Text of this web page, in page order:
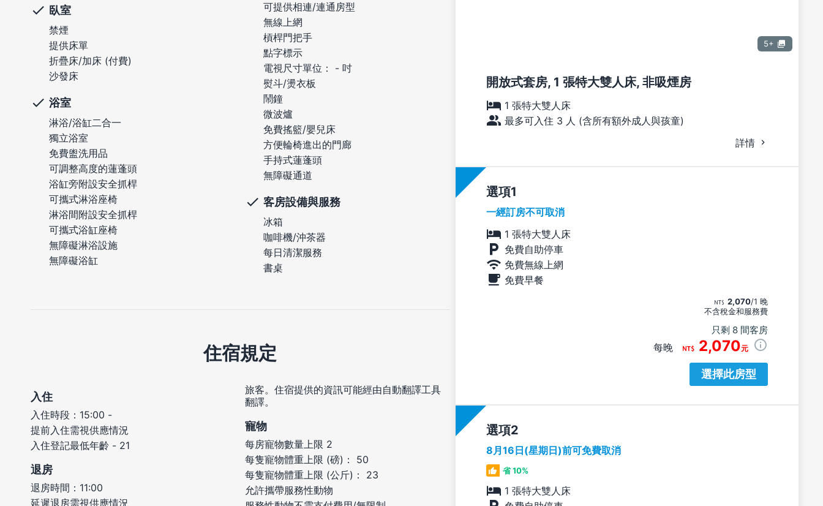
5+
開放式套房, 1 張特大雙人床, 非吸煙房
1 張特大雙人床
最多可入住 3 人 (含所有額外成人與孩童)
詳情
選項
一經訂房不可取消
1 張特大雙人床
免費自助停車
免費無線上網
免費早餐
2,070/1 晚
不含稅金和服務費
只剩 8 間客房
每晚 2,070元
選擇此房型
選項
8月16日(星期日)前可免費取消
省 10%
1 張特大雙人床
臥室
禁煙
提供床單
折疊床/加床 (付費)
沙發床
浴室
淋浴/浴缸二合一
獨立浴室
免費盥洗用品
可調整高度的蓮蓬頭
浴缸旁附設安全抓桿
可攜式淋浴座椅
淋浴間附設安全抓桿
可攜式浴缸座椅
無障礙淋浴設施
無障礙浴缸
可提供相連/連通房型
無線上網
槓桿門把手
點字標示
電視尺寸單位： - 吋
熨斗/燙衣板
鬧鐘
微波爐
免費搖籃/嬰兒床
方便輪椅進出的門廊
手持式蓮蓬頭
無障礙通道
客房設備與服務
冰箱
咖啡機/沖茶器
每日清潔服務
書桌
住宿規定
入住
入住時段：15:00 -
提前入住需視供應情況
入住登記最低年齡 - 21
退房
退房時間：11:00
延遲退房需視供應情況
旅客。住宿提供的資訊可能經由自動翻譯工具
翻譯。
寵物
每房寵物數量上限 2
每隻寵物體重上限 (磅)： 50
每隻寵物體重上限 (公斤)： 23
允許攜帶服務性動物